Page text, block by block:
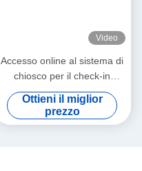
Video
Accesso online al sistema di
chiosco per il check-in
aeroportuale con lettore di
schede e stampante
Ottieni il miglior
prezzo